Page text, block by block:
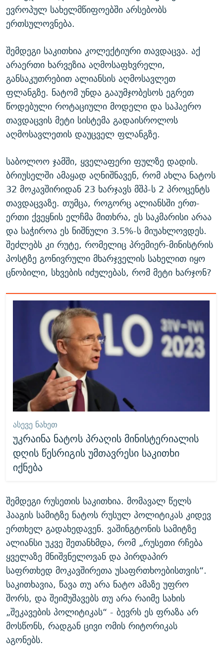
ევროპულ სახელმწიფოებში არსებობს
ერთსულოვნება.
შემდეგი საკითხია კოლექტიური თავდაცვა. აქ
არაერთი ხარვეზია აღმოსაფხვრელი,
განსაკუთრებით ალიანსის აღმოსავლეთ
ფლანგზე. ნატომ უნდა გააუმჯობესოს ეგრეთ
წოდებული როტაციული მოდელი და საჰაერო
თავდაცვის მეტი სისტემა გადაისროლოს
აღმოსავლეთის დაუცველ ფლანგზე.
საბოლოო ჯამში, ყველაფერი ფულზე დადის.
ბრიუსელში ამაყად აღნიშნავენ, რომ ახლა ნატოს
32 მოკავშირიდან 23 ხარჯავს მშპ-ს 2 პროცენტს
თავდაცვაზე. თუმცა, როგორც ალიანსში ერთ-
ერთი ქვეყნის ელჩმა მითხრა, ეს საკმარისი არაა
და საჭიროა ეს ნიშნული 3.5%-ს მიუახლოვდეს.
შეძლებს კი რუტე, რომელიც პრემიერ-მინისტრის
პოსტზე გონივრული მხარჯველის სახელით იყო
ცნობილი, სხვების იძულებას, რომ მეტი ხარჯონ?
ᲐᲡᲔᲕᲔ ᲜᲐᲮᲔᲗ
უკრაინა ნატოს პრაღის მინისტერიალის
დღის წესრიგის უმთავრესი საკითხი
იქნება
შემდეგი რუსეთის საკითხია. მომავალ წელს
ჰააგის სამიტზე ნატოს რუსულ პოლიტიკას კიდევ
ერთხელ გადახედავენ. ვაშინგტონის სამიტზე
ალიანსი უკვე შეთანხმდა, რომ „რუსეთი რჩება
ყველაზე მნიშვნელოვან და პირდაპირ
საფრთხედ მოკავშირეთა უსაფრთხოებისთვის“.
საკითხავია, წავა თუ არა ნატო ამაზე უფრო
შორს, და შეიმუშავებს თუ არა რაიმე სახის
„შეკავების პოლიტიკას“ - ბევრს ეს ფრაზა არ
მოსწონს, რადგან ცივი ომის რიტორიკას
აგონებს.